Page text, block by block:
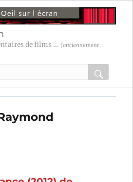
de films ... (anciennement
OK